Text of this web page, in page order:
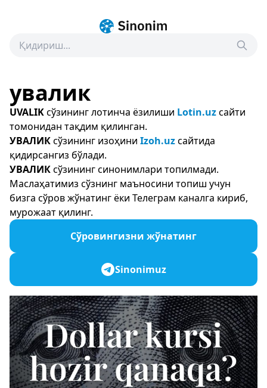
увалик
UVALIKсўзининг лотинча ёзилиши Lotin.uzсайти
томонидан тақдим қилинган.
УВАЛИКсўзининг изоҳини Izoh.uzсайтида
қидирсангиз бўлади.
УВАЛИКсўзининг синонимлари топилмади.
Маслаҳатимиз сўзнинг маъносини топиш учун
бизга сўров жўнатинг ёки Телеграм каналга кириб,
мурожаат қилинг.
Сўровингизни жўнатинг
Sinonimuz